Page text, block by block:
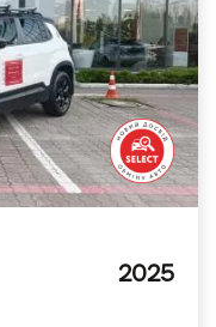
2025